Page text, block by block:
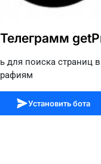
для поиска страниц
Установить бота